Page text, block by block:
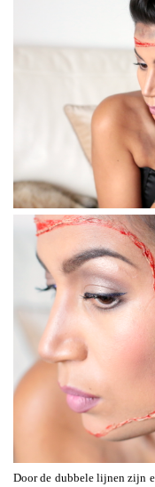
Door de dubbele lijnen zijn